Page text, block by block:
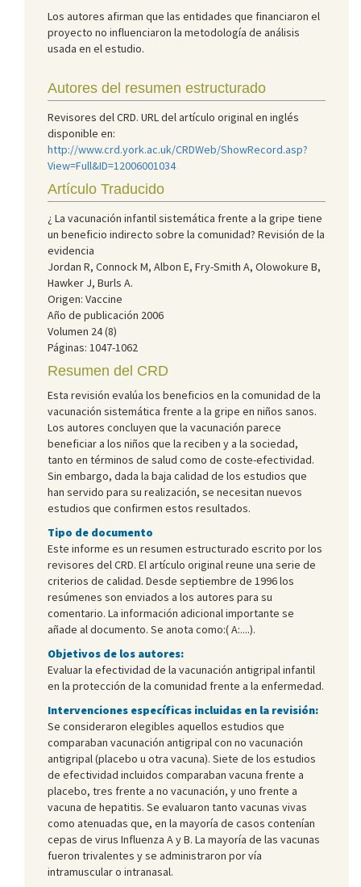
Los autores afirman que las entidades que financiaron el
proyecto no influenciaron la metodología de análisis
usada en el estudio.
Autores del resumen estructurado
Revisores del CRD. URL del artículo original en inglés
disponible en:
http://www.crd.york.ac.uk/CRDWeb/ShowRecord.asp?
View=Full&ID=12006001034
Artículo Traducido
¿ La vacunación infantil sistemática frente a la gripe tiene
un beneficio indirecto sobre la comunidad? Revisión de la
evidencia
Jordan R, Connock M, Albon E, Fry-Smith A, Olowokure B,
Hawker J, Burls A.
Origen: Vaccine
Año de publicación 2006
Volumen 24 (8)
Páginas: 1047-1062
Resumen del CRD
Esta revisión evalúa los beneficios en la comunidad de la
vacunación sistemática frente a la gripe en niños sanos.
Los autores concluyen que la vacunación parece
beneficiar a los niños que la reciben y a la sociedad,
tanto en términos de salud como de coste-efectividad.
Sin embargo, dada la baja calidad de los estudios que
han servido para su realización, se necesitan nuevos
estudios que confirmen estos resultados.
Tipo de documento
Este informe es un resumen estructurado escrito por los
revisores del CRD. El artículo original reune una serie de
criterios de calidad. Desde septiembre de 1996 los
resúmenes son enviados a los autores para su
comentario. La información adicional importante se
añade al documento. Se anota como:( A:....).
Objetivos de los autores:
Evaluar la efectividad de la vacunación antigripal infantil
en la protección de la comunidad frente a la enfermedad.
Intervenciones específicas incluidas en la revisión:
Se consideraron elegibles aquellos estudios que
comparaban vacunación antigripal con no vacunación
antigripal (placebo u otra vacuna). Siete de los estudios
de efectividad incluidos comparaban vacuna frente a
placebo, tres frente a no vacunación, y uno frente a
vacuna de hepatitis. Se evaluaron tanto vacunas vivas
como atenuadas que, en la mayoría de casos contenían
cepas de virus Influenza A y B. La mayoría de las vacunas
fueron trivalentes y se administraron por vía
intramuscular o intranasal.